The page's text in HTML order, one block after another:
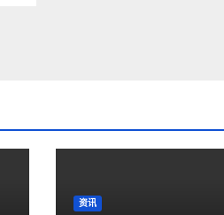
资讯